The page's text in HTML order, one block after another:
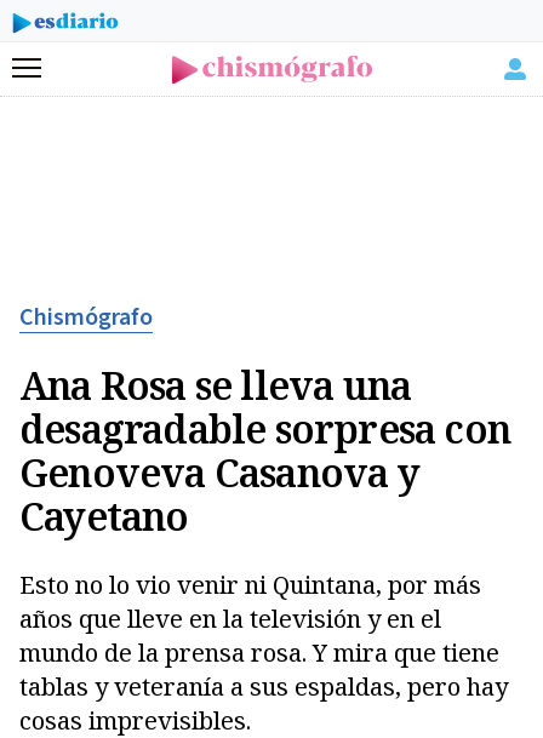
Menú
Chismógrafo
Ana Rosa se lleva una
desagradable sorpresa con
Genoveva Casanova y
Cayetano
Esto no lo vio venir ni Quintana, por más
años que lleve en la televisión y en el
mundo de la prensa rosa. Y mira que tiene
tablas y veteranía a sus espaldas, pero hay
cosas imprevisibles.